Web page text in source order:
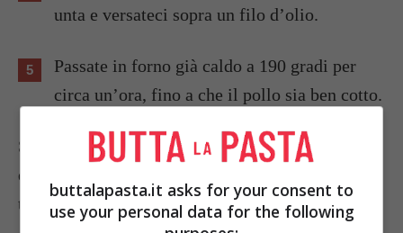
unta e versateci sopra un filo d’olio.
Passate in forno già caldo a 190 gradi per
circa un’ora, fino a che il pollo sia ben cotto.
Servite il pollo con rosti di cipolle con un'insalata
di fresca e originale composta rafano e carote
tagliate alla julienne.
buttalapasta.it asks for your consent to
use your personal data for the following